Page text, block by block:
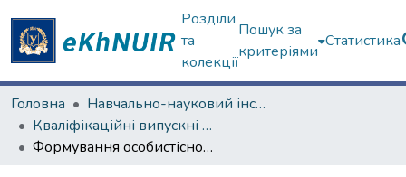
Розділи
та
колекції
Пошук за
критеріями
Статистика
Головна
Навчально-науковий інститут «Українська інженерно-педагогічна академія»
Кваліфікаційні випускні роботи магістрів. Навчально-науковий інститут «Українська інженерно-педагогічна академія»
Формування особистісного чинника в управлінні організацією (на прикладі ТОВ «Медичний центр «Ашера»)